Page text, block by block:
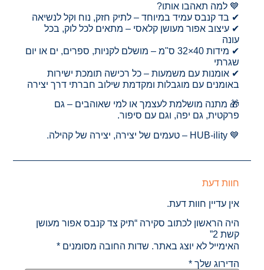
💙 למה תאהבו אותו?
✔ בד קנבס עמיד במיוחד – לתיק חזק, נוח וקל לנשיאה
✔ עיצוב אפור מעושן קלאסי – מתאים לכל לוק, בכל
עונה
✔ מידות 40×32 ס"מ – מושלם לקניות, ספרים, ים או יום
שגרתי
✔ אומנות עם משמעות – כל רכישה תומכת ישירות
באומנים עם מוגבלות ומקדמת שילוב חברתי דרך יצירה
🎁 מתנה מושלמת לעצמך או למי שאוהבים – גם
פרקטית, גם יפה, וגם עם סיפור.
💙 HUB-ility – טעמים של יצירה, יצירה של קהילה.
חוות דעת
אין עדיין חוות דעת.
היה הראשון לכתוב סקירה “תיק צד קנבס אפור מעושן
קשת 2”
האימייל לא יוצג באתר. שדות החובה מסומנים*
הדירוג שלך*